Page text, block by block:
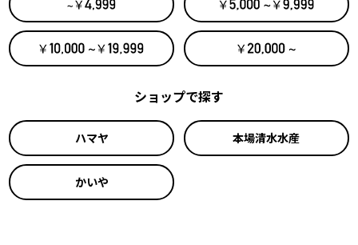
ショップで探す
ハマヤ 本場清水水産
かいや